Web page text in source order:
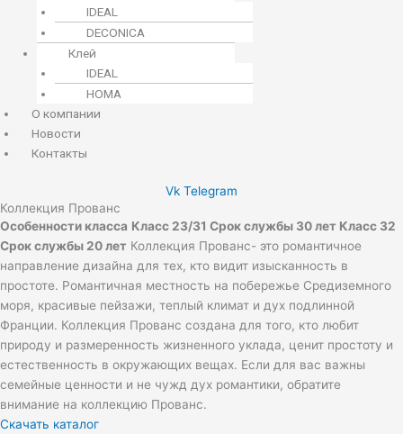
IDEAL
DECONICA
Клей
IDEAL
HOMA
О компании
Новости
Контакты
Vk Telegram
Коллекция Прованс
Особенности класса Класс 23/31 Срок службы 30 лет Класс 32
Срок службы 20 лет Коллекция Прованс- это романтичное
направление дизайна для тех, кто видит изысканность в
простоте. Романтичная местность на побережье Средиземного
моря, красивые пейзажи, теплый климат и дух подлинной
Франции. Коллекция Прованс создана для того, кто любит
природу и размеренность жизненного уклада, ценит простоту и
естественность в окружающих вещах. Если для вас важны
семейные ценности и не чужд дух романтики, обратите
внимание на коллекцию Прованс.
Скачать каталог